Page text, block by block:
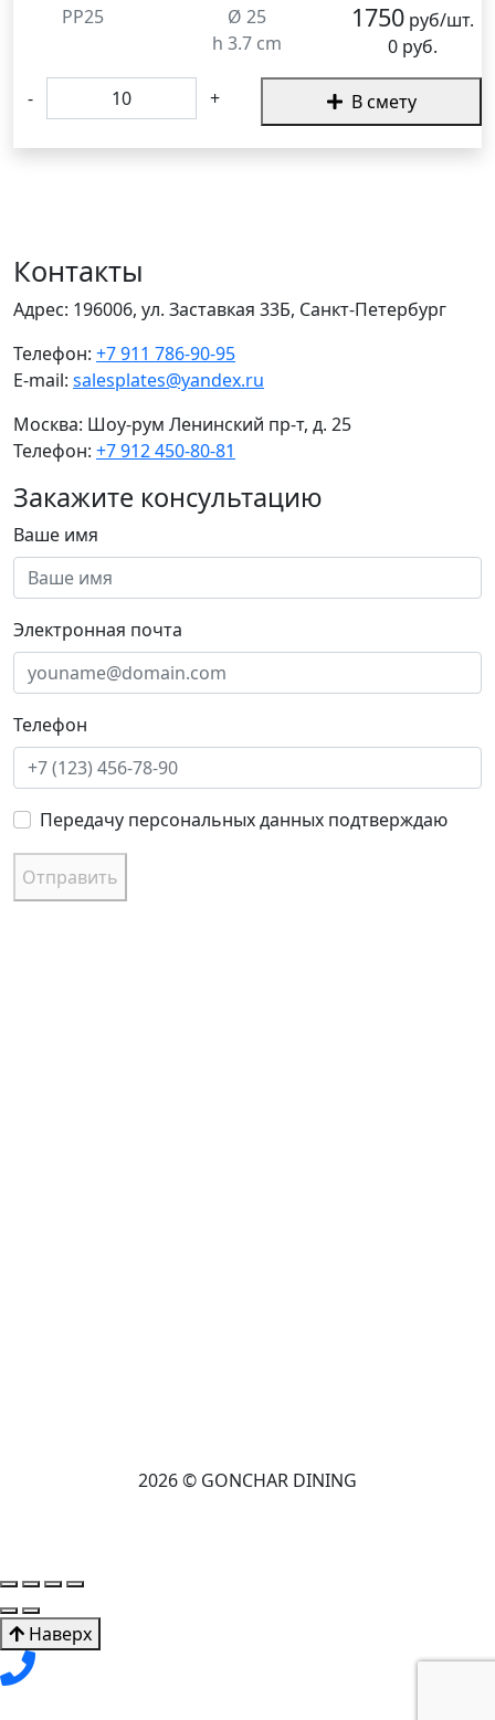
PP25
Ø 25
h 3.7 cm
1750руб/шт.
0 руб.
- + В смету
Контакты
Адрес: 196006, ул. Заставкая 33Б, Санкт-Петербург
Телефон: +7 911 786-90-95
E-mail: salesplates@yandex.ru
Москва: Шоу-рум Ленинский пр-т, д. 25
Телефон: +7 912 450-80-81
Закажите консультацию
Ваше имя
Электронная почта
Телефон
Передачу персональных данных подтверждаю
Отправить
2026 © GONCHAR DINING
Наверх